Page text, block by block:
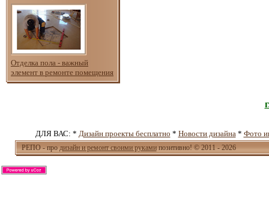
Отделка пола - важный
элемент в ремонте помещения
ДЛЯ ВАС: * Дизайн проекты бесплатно * Новости дизайна* Фото
РЕПО - продизайн и ремонт своими рукамипозитивно! © 2011 - 2026